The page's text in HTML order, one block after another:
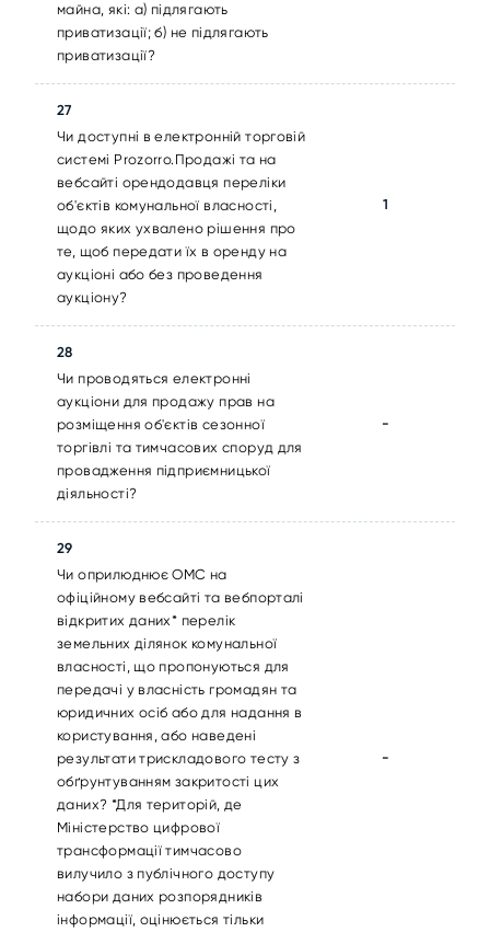
майна, які: а) підлягають
приватизації; б) не підлягають
приватизації?
27
Чи доступні в електронній торговій
системі Prozorro.Продажі та на
вебсайті орендодавця переліки
об'єктів комунальної власності,
щодо яких ухвалено рішення про
те, щоб передати їх в оренду на
аукціоні або без проведення
аукціону?
1
28
Чи проводяться електронні
аукціони для продажу прав на
розміщення об'єктів сезонної
торгівлі та тимчасових споруд для
провадження підприємницької
діяльності?
-
29
Чи оприлюднює ОМС на
офіційному вебсайті та вебпорталі
відкритих даних* перелік
земельних ділянок комунальної
власності, що пропонуються для
передачі у власність громадян та
юридичних осіб або для надання в
користування, або наведені
результати трискладового тесту з
обґрунтуванням закритості цих
даних? *Для територій, де
Міністерство цифрової
трансформації тимчасово
вилучило з публічного доступу
набори даних розпорядників
інформації, оцінюється тільки
-